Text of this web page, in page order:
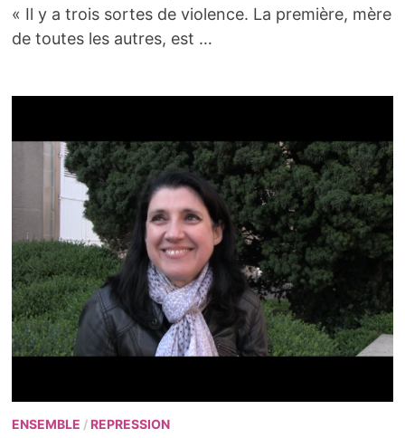
« Il y a trois sortes de violence. La première, mère
de toutes les autres, est …
ENSEMBLE / REPRESSION